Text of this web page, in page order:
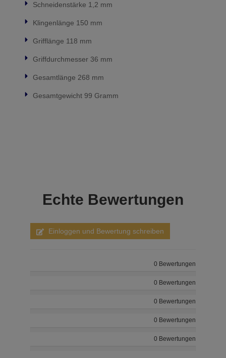
Schneidenstärke 1,2 mm
Klingenlänge 150 mm
Grifflänge 118 mm
Griffdurchmesser 36 mm
Gesamtlänge 268 mm
Gesamtgewicht 99 Gramm
Echte Bewertungen
Einloggen und Bewertung schreiben
0 Bewertungen
0 Bewertungen
0 Bewertungen
0 Bewertungen
0 Bewertungen